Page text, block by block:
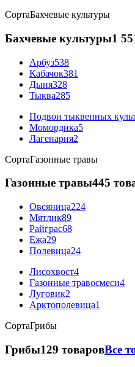
СортаБахчевые культуры
Бахчевые культуры1
Арбуз538
Кабачок381
Дыня328
Тыква285
Подвои тыквенных
Момордика5
Лагенария2
СортаГазонные травы
Газонные травы445
Овсяница224
Мятлик89
Райграс68
Ежа29
Полевица24
Лисохвост4
Газонные травосмеси4
Луговик2
Арктополевица1
СортаГрибы
Грибы129 товаровВсе